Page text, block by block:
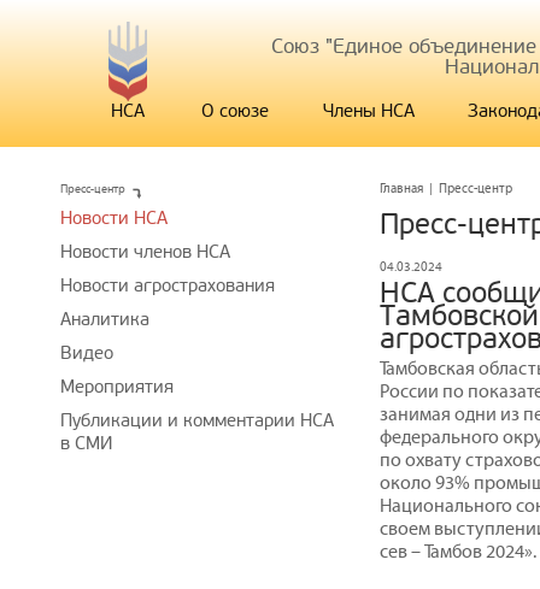
Союз "Единое
НСА О союзе Члены НСА
Главная | Пресс-центр
Пресс-
04.03.2024
НСА
Тамбовская
России по
занимая одни из
федерального
по охвату
около 93%
Национального
своем
сев – Тамбов 2024».
Пресс-центр
Новости НСА
Новости членов НСА
Новости агрострахования
Аналитика
Видео
Мероприятия
Публикации и комментарии НСА
в СМИ